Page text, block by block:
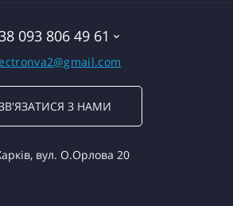
093 806 49 61
З НАМИ
вул. О.Орлова 20